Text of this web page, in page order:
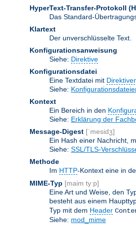
HyperText-Transfer-Protokoll
Das Standard-
Klartext
Der unverschlüsselte Text.
Konfigurationsanweisung
Siehe: Direktive
Konfigurationsdatei
Eine Textdatei mit
Siehe:
Kontext
Ein Bereich in den
Siehe: Erklärung der
Message-Digest [ˈmesidʒ]
Ein Hash einer Nachricht,
Siehe: SSL/TLS-
Methode
Im HTTP-Kontext eine in
MIME-Typ [maim tyːp]
Eine Art und Weise, den
besteht aus einem
Typ mit dem Header
Siehe: mod_mime